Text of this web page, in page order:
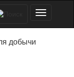
добычи